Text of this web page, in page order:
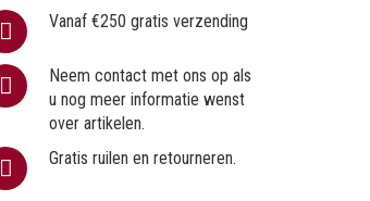
Vanaf €250 gratis verzending
Neem contact met ons op als
u nog meer informatie wenst
over artikelen.
Gratis ruilen en retourneren.